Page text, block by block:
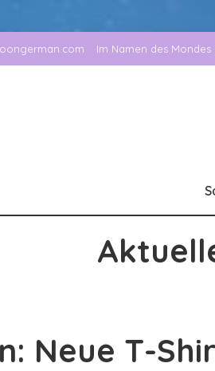
Im Namen des
Neue T-